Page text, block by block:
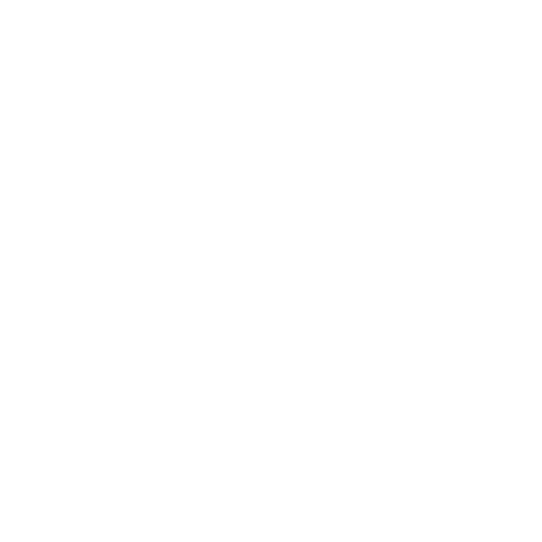
corpului: Triunghi inversat, Culoare: Multicolor, mărimea: M